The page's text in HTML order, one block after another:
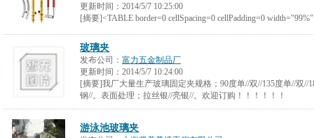
更新时间： 2014/5/7 10:25:00
[摘要]<TABLE border=0 cellSpacing=0 cellPadding=0
玻璃夹
发布公司： 富力五金制品厂
更新时间： 2014/5/7 10:24:00
[摘要]我厂大量生产玻璃固定夹规格；90度单//双//135度单//双//
钢//。表面处理；拉丝银//亮银//。欢迎订购！！！！！！
游泳池玻璃夹